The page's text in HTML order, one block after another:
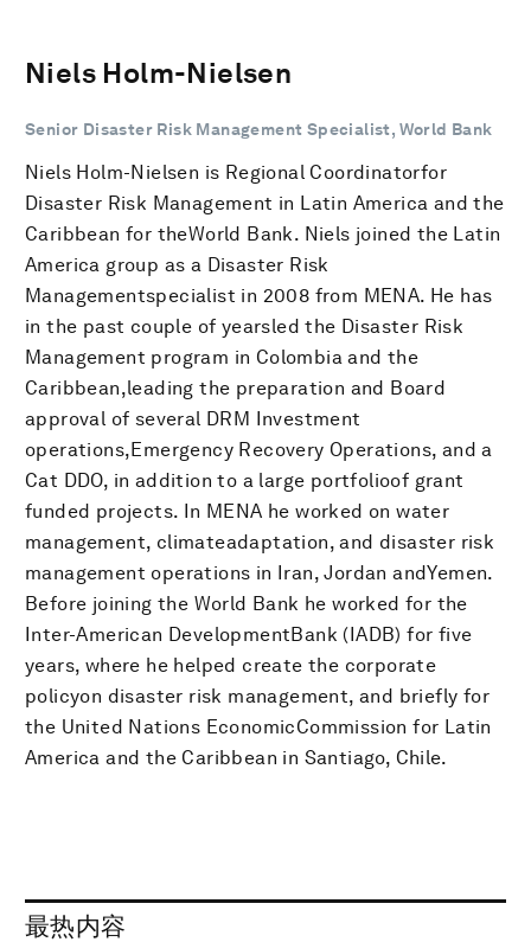
Niels Holm-Nielsen
Senior Disaster Risk Management Specialist, World Bank
Niels Holm-Nielsen is Regional Coordinatorfor
Disaster Risk Management in Latin America and the
Caribbean for theWorld Bank. Niels joined the Latin
America group as a Disaster Risk
Managementspecialist in 2008 from MENA. He has
in the past couple of yearsled the Disaster Risk
Management program in Colombia and the
Caribbean,leading the preparation and Board
approval of several DRM Investment
operations,Emergency Recovery Operations, and a
Cat DDO, in addition to a large portfolioof grant
funded projects. In MENA he worked on water
management, climateadaptation, and disaster risk
management operations in Iran, Jordan andYemen.
Before joining the World Bank he worked for the
Inter-American DevelopmentBank (IADB) for five
years, where he helped create the corporate
policyon disaster risk management, and briefly for
the United Nations EconomicCommission for Latin
America and the Caribbean in Santiago, Chile.
最热内容